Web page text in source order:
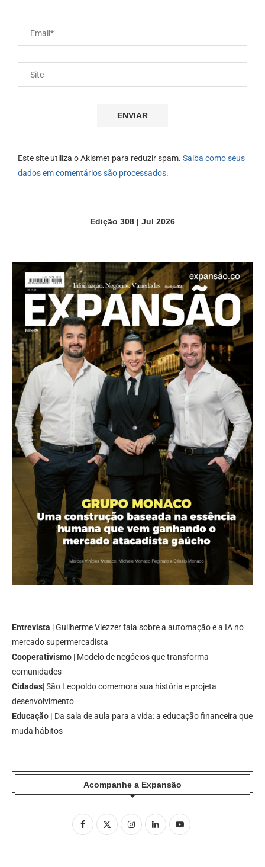
Este site utiliza o Akismet para reduzir spam. Saiba como seus
dados em comentários são processados.
Edição 308 | Jul 2026
Entrevista | Guilherme Viezzer fala sobre a automação e a IA no
mercado supermercadista
Cooperativismo | Modelo de negócios que transforma
comunidades
Cidades| São Leopoldo comemora sua história e projeta
desenvolvimento
Educação | Da sala de aula para a vida: a educação financeira que
muda hábitos
Acompanhe a Expansão